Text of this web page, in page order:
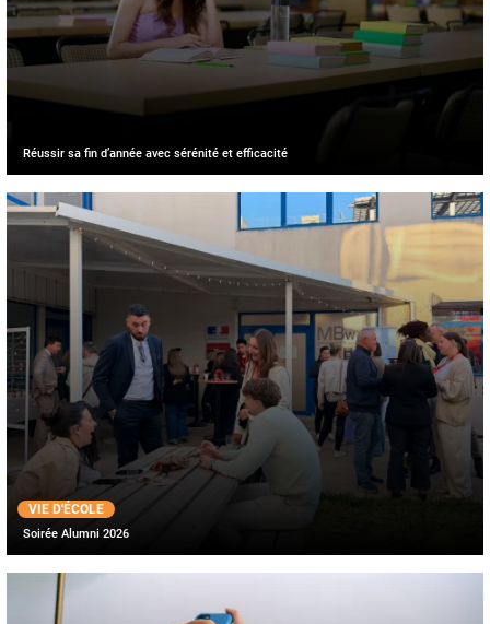
Réussir sa fin d’année avec sérénité et efficacité
VIE D'ÉCOLE
Soirée Alumni 2026